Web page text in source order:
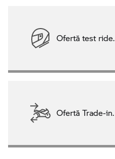
Ofertă test ride.
Ofertă Trade-in.